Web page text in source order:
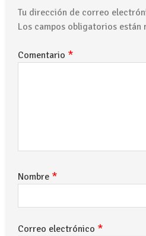
Tu dirección de correo
Los campos obligatorios están
Comentario *
Nombre *
Correo electrónico *